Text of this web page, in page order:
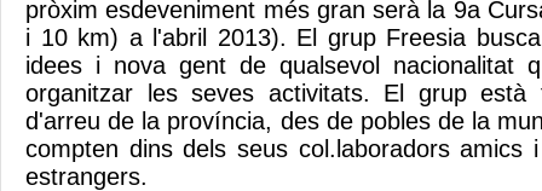
pròxim esdeveniment més gran serà la 9a
i 10 km) a l'abril 2013). El grup Freesia
idees i nova gent de qualsevol nacionalitat
organitzar les seves activitats. El grup està
d'arreu de la província, des de pobles de la
compten dins dels seus col.laboradors amics
estrangers.